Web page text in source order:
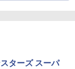
ターズ スーパ